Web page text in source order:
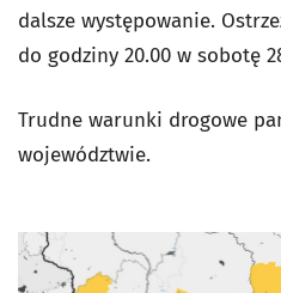
dalsze występowanie.
do godziny 20.00 w sobotę
Trudne warunki drogowe
województwie.